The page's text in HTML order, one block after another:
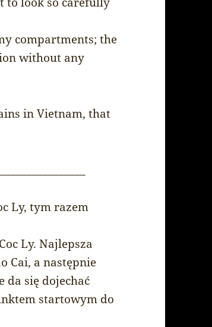
compartments; the
without any
in Vietnam, that
Ly, tym razem
Ly. Najlepsza
Cai, a następnie
da się dojechać
startowym do